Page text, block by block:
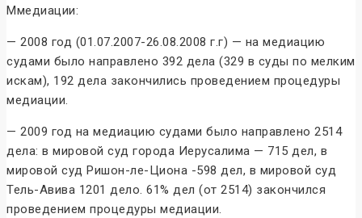
Ммедиации:
— 2008 год (01.07.2007-26.08.2008 г.г) — на медиацию
судами было направлено 392 дела (329 в суды по мелким
искам), 192 дела закончились проведением процедуры
медиации.
— 2009 год на медиацию судами было направлено 2514
дела: в мировой суд города Иерусалима — 715 дел, в
мировой суд Ришон-ле-Циона -598 дел, в мировой суд
Тель-Авива 1201 дело. 61% дел (от 2514) закончился
проведением процедуры медиации.